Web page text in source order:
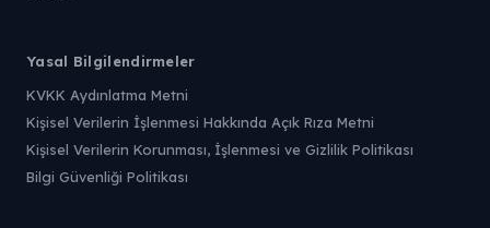
Yasal Bilgilendirmeler
KVKK Aydınlatma Metni
Kişisel Verilerin İşlenmesi Hakkında Açık Rıza Metni
Kişisel Verilerin Korunması, İşlenmesi ve Gizlilik Politikası
Bilgi Güvenliği Politikası